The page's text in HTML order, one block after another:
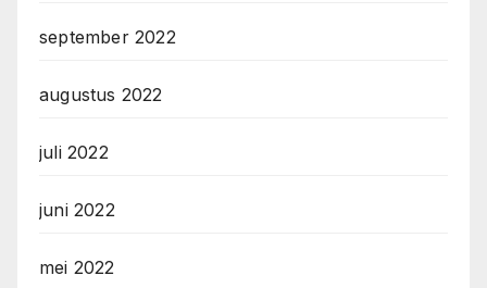
september 2022
augustus 2022
juli 2022
juni 2022
mei 2022